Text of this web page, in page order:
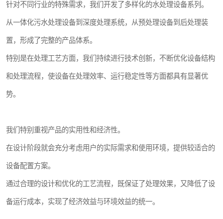
针对不同行业的特殊需求，我们开发了多样化的水处理设备系列。
从一体化污水处理设备到深度处理系统，从预处理设备到后处理装
置，形成了完整的产品体系。
特别是在处理工艺方面，我们持续进行技术创新，不断优化设备结构
和处理流程，使设备在处理效率、运行稳定性等方面都具有显著优
势。
我们特别重视产品的实用性和经济性。
在设计阶段就会充分考虑用户的实际需求和使用环境，提供较适合的
设备配置方案。
通过合理的设计和优化的工艺流程，既保证了处理效果，又降低了设
备运行成本，实现了经济效益与环境效益的统一。